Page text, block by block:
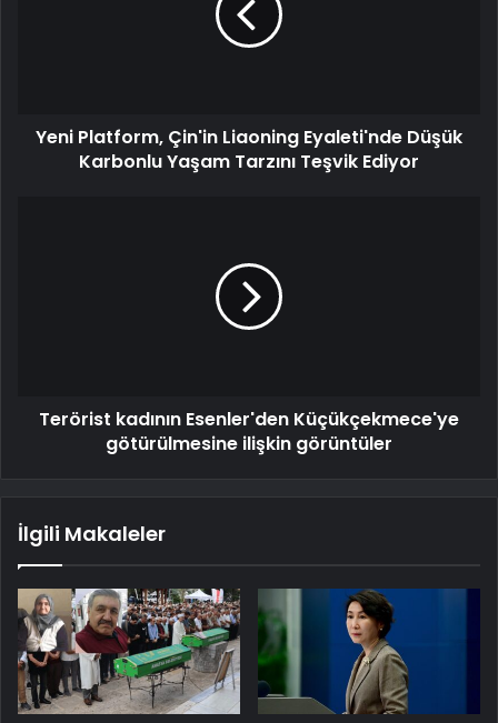
Yeni Platform, Çin'in Liaoning Eyaleti'nde Düşük
Karbonlu Yaşam Tarzını Teşvik Ediyor
Terörist kadının Esenler'den Küçükçekmece'ye
götürülmesine ilişkin görüntüler
İlgili Makaleler